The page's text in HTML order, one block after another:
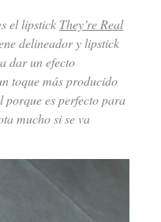
el lipstick They’re Real
delineador y lipstick
dar un efecto
toque más producido
es perfecto para
mucho si se va